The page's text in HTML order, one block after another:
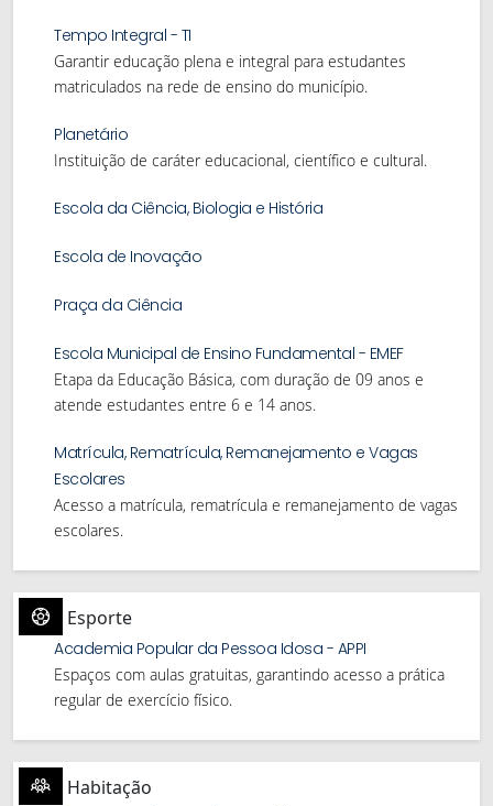
Tempo Integral - TI
Garantir educação plena e integral para estudantes
matriculados na rede de ensino do município.
Planetário
Instituição de caráter educacional, científico e cultural.
Escola da Ciência, Biologia e História
Escola de Inovação
Praça da Ciência
Escola Municipal de Ensino Fundamental - EMEF
Etapa da Educação Básica, com duração de 09 anos e
atende estudantes entre 6 e 14 anos.
Matrícula, Rematrícula, Remanejamento e Vagas
Escolares
Acesso a matrícula, rematrícula e remanejamento de vagas
escolares.
Esporte
Academia Popular da Pessoa Idosa - APPI
Espaços com aulas gratuitas, garantindo acesso a prática
regular de exercício físico.
Habitação